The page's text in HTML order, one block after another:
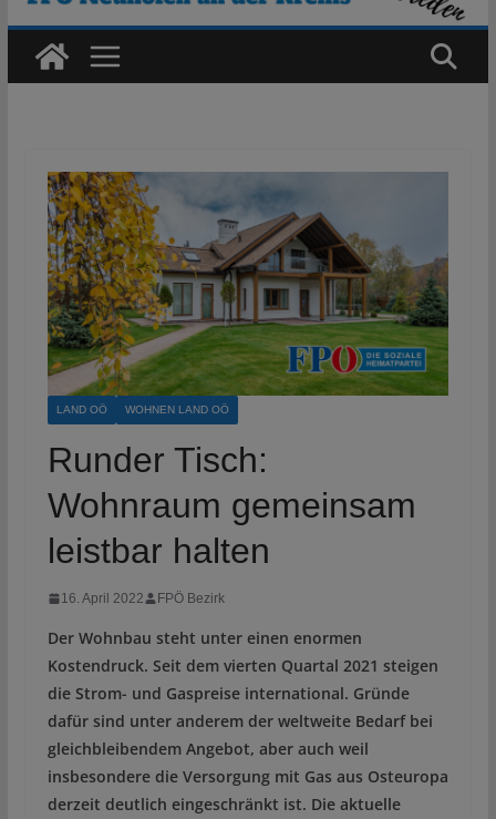
LAND OÖ WOHNEN LAND OÖ
Runder Tisch:
Wohnraum gemeinsam
leistbar halten
16. April 2022 FPÖ Bezirk
Der Wohnbau steht unter einen enormen
Kostendruck. Seit dem vierten Quartal 2021 steigen
die Strom- und Gaspreise international. Gründe
dafür sind unter anderem der weltweite Bedarf bei
gleichbleibendem Angebot, aber auch weil
insbesondere die Versorgung mit Gas aus Osteuropa
derzeit deutlich eingeschränkt ist. Die aktuelle